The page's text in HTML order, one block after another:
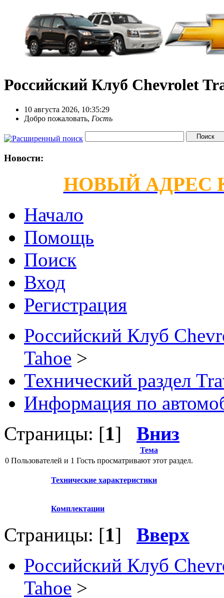
Российский Клуб Chevrolet
10 августа 2026, 10:35:29
Добро пожаловать, Гость
Новости:
НОВЫЙ АДРЕС
Начало
Помощь
Поиск
Вход
Регистрация
Российский Клуб
Tahoe >
Технический раздел
Информация по
Страницы: [1] Вниз
Тема
0 Пользователей и 1 Гость просматривают этот раздел.
Технические характеристики
Комплектации
Страницы: [1] Вверх
Российский Клуб
Tahoe >